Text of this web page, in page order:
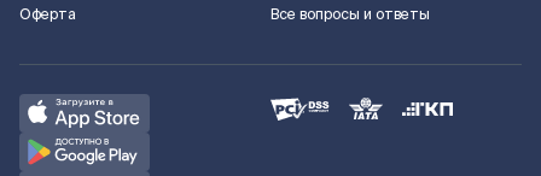
Оферта
Все вопросы и ответы